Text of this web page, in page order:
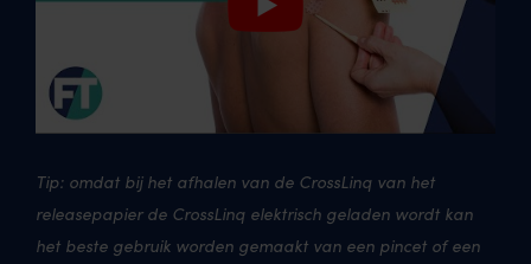
Tip: omdat bij het afhalen van de CrossLinq van het
releasepapier de CrossLinq elektrisch geladen wordt kan
het beste gebruik worden gemaakt van een pincet of een